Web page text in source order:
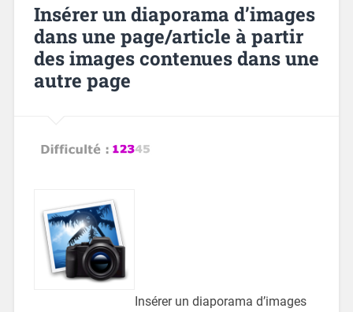
Insérer un diaporama d’images
dans une page/article à partir
des images contenues dans une
autre page
Insérer un diaporama d’images